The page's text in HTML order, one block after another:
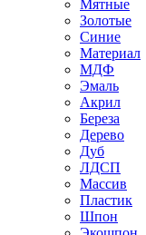
Мятные
Золотые
Синие
Материал
МДФ
Эмаль
Акрил
Береза
Дерево
Дуб
ЛДСП
Массив
Пластик
Шпон